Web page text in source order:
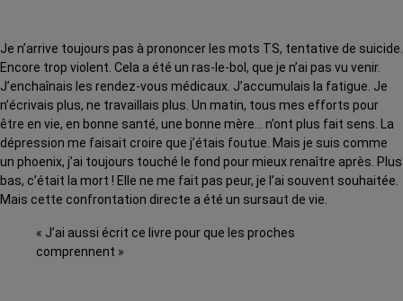
Je n’arrive toujours pas à prononcer les mots TS, tentative de suicide.
Encore trop violent. Cela a été un ras-le-bol, que je n’ai pas vu venir.
J’enchaînais les rendez-vous médicaux. J’accumulais la fatigue. Je
n’écrivais plus, ne travaillais plus. Un matin, tous mes efforts pour
être en vie, en bonne santé, une bonne mère… n’ont plus fait sens. La
dépression me faisait croire que j’étais foutue. Mais je suis comme
un phoenix, j’ai toujours touché le fond pour mieux renaître après. Plus
bas, c’était la mort ! Elle ne me fait pas peur, je l’ai souvent souhaitée.
Mais cette confrontation directe a été un sursaut de vie.
« J’ai aussi écrit ce livre pour que les proches
comprennent »